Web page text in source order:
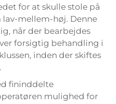
for at skulle stole på
mellem-høj. Denne
når der bearbejdes
forsigtig behandling i
inden der skiftes
fininddelte
mulighed for